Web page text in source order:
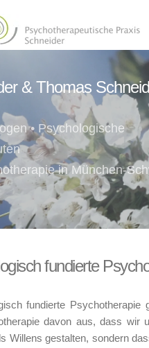
& Thomas
• Psychologische
in München-
fundierte
fundierte Psychotherapie
davon aus, dass wir
Willens gestalten, sondern